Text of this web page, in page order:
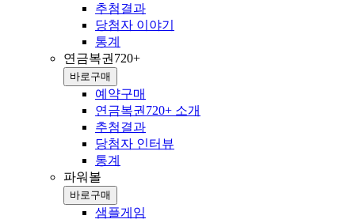
추첨결과
당첨자 이야기
통계
연금복권720+
바로구매
예약구매
연금복권720+ 소개
추첨결과
당첨자 인터뷰
통계
파워볼
바로구매
샘플게임